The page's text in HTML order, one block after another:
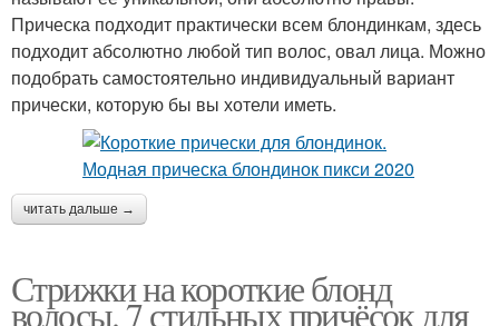
Прическа подходит практически всем блондинкам, здесь
подходит абсолютно любой тип волос, овал лица. Можно
подобрать самостоятельно индивидуальный вариант
прически, которую бы вы хотели иметь.
читать дальше →
Стрижки на короткие блонд
волосы. 7 стильных причёсок для